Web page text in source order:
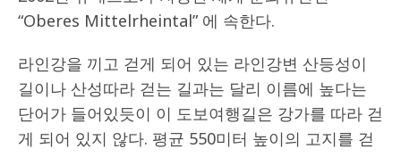
“Oberes Mittelrheintal” 에 속한다.
라인강을 끼고 걷게 되어 있는 라인강변 산등성이
길이나 산성따라 걷는 길과는 달리 이름에 높다는
단어가 들어있듯이 이 도보여행길은 강가를 따라 걷
게 되어 있지 않다. 평균 550미터 높이의 고지를 걷